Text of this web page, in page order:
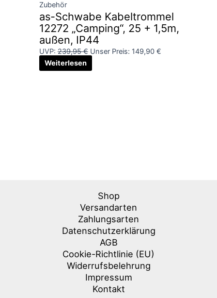
Zubehör
as-Schwabe Kabeltrommel
12272 „Camping“, 25 + 1,5m,
außen, IP44
UVP: 239,95€ Unser Preis: 149,90 €
Weiterlesen
Shop
Versandarten
Zahlungsarten
Datenschutzerklärung
AGB
Cookie-Richtlinie (EU)
Widerrufsbelehrung
Impressum
Kontakt